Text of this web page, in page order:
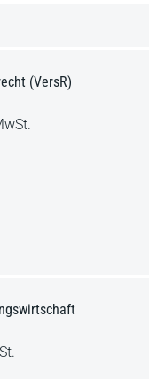
(VersR)